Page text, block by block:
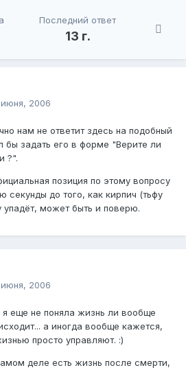
Последний ответ
13 г.
2006
нам не ответит здесь на подобный
бы задать его в форме "Верите ли
?".
позиция по этому вопросу
секунды до того, как кирпич (тьфу
упадёт, может быть и поверю.
2006
еще не поняла жизнь ли вообще
а иногда вообще кажется,
просто управляют. :)
деле есть жизнь после смерти,